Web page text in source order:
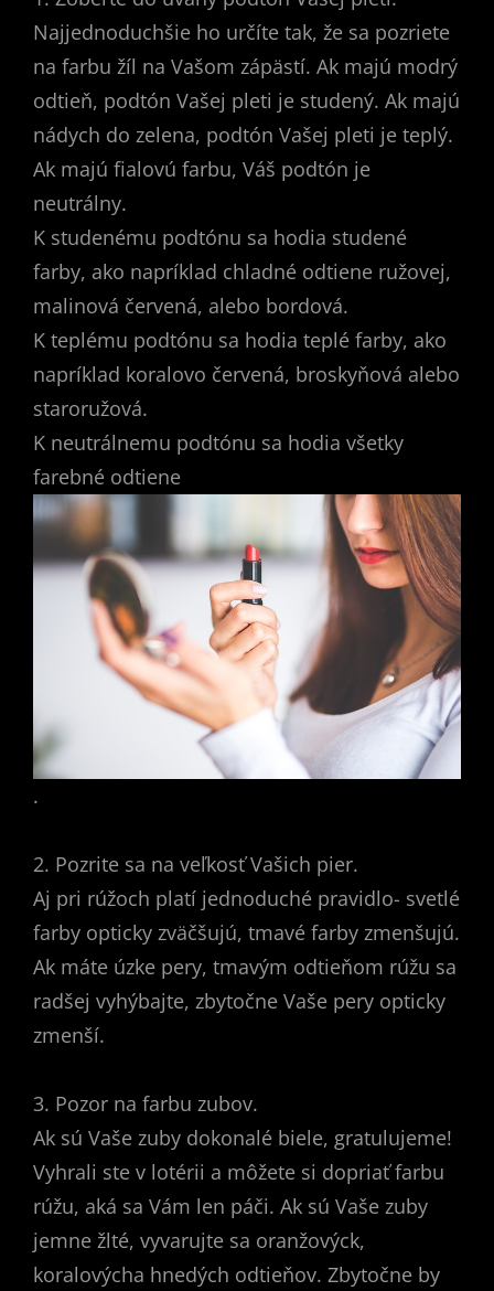
Najjednoduchšie ho určíte tak, že sa pozriete
na farbu žíl na Vašom zápästí. Ak majú modrý
odtieň, podtón Vašej pleti je studený. Ak majú
nádych do zelena, podtón Vašej pleti je teplý.
Ak majú fialovú farbu, Váš podtón je
neutrálny.
K studenému podtónu sa hodia studené
farby, ako napríklad chladné odtiene ružovej,
malinová červená, alebo bordová.
K teplému podtónu sa hodia teplé farby, ako
napríklad koralovo červená, broskyňová alebo
staroružová.
K neutrálnemu podtónu sa hodia všetky
farebné odtiene
.
2. Pozrite sa na veľkosť Vašich pier.
Aj pri rúžoch platí jednoduché pravidlo- svetlé
farby opticky zväčšujú, tmavé farby zmenšujú.
Ak máte úzke pery, tmavým odtieňom rúžu sa
radšej vyhýbajte, zbytočne Vaše pery opticky
zmenší.
3. Pozor na farbu zubov.
Ak sú Vaše zuby dokonalé biele, gratulujeme!
Vyhrali ste v lotérii a môžete si dopriať farbu
rúžu, aká sa Vám len páči. Ak sú Vaše zuby
jemne žlté, vyvarujte sa oranžovýck,
koralovýcha hnedých odtieňov. Zbytočne by